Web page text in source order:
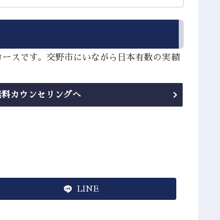
スです。交野市にいながら日本有数の実績
カウンセリングへ
LINE